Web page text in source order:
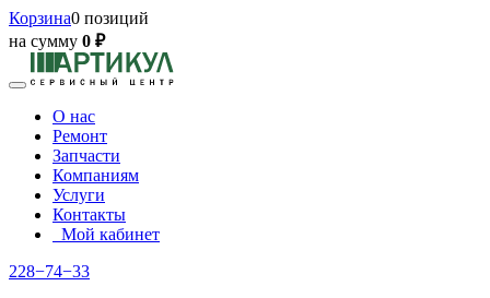
Корзина0 позиций
на сумму 0 ₽
О нас
Ремонт
Запчасти
Компаниям
Услуги
Контакты
Мой кабинет
228−74−33